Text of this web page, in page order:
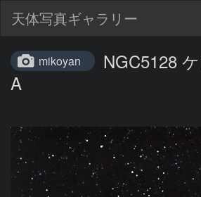
天体写真ギャラリー
mikoyan
NGC5128
A